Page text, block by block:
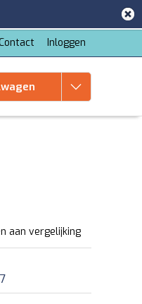
Inloggen
aan vergelijking